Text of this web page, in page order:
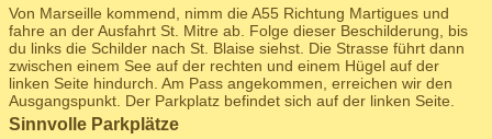
Von Marseille kommend, nimm die A55 Richtung Martigues und
fahre an der Ausfahrt St. Mitre ab. Folge dieser Beschilderung, bis
du links die Schilder nach St. Blaise siehst. Die Strasse führt dann
zwischen einem See auf der rechten und einem Hügel auf der
linken Seite hindurch. Am Pass angekommen, erreichen wir den
Ausgangspunkt. Der Parkplatz befindet sich auf der linken Seite.
Sinnvolle Parkplätze